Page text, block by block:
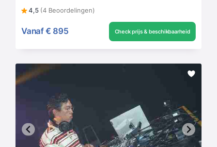
4,5 (4 Beoordelingen)
Vanaf € 895 Check prijs & beschikbaarheid